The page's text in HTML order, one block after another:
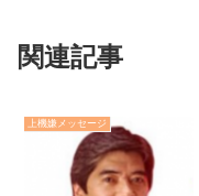
関連記事
上機嫌メッセージ